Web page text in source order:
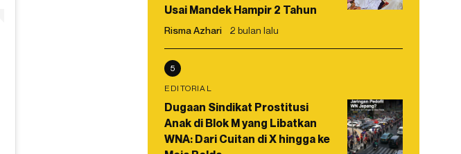
Usai Mandek Hampir 2 Tahun
Risma Azhari 2 bulan lalu
5
EDITORIAL
Dugaan Sindikat Prostitusi
Anak di Blok M yang Libatkan
WNA: Dari Cuitan di X hingga ke